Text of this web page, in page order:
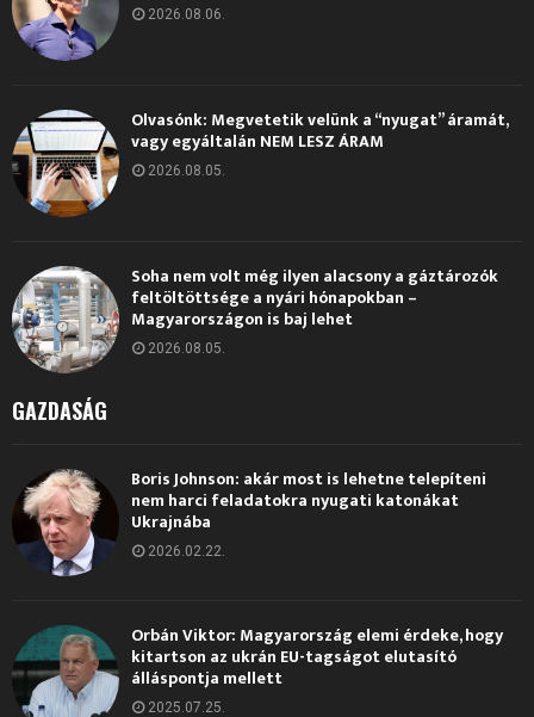
2026.08.06.
Olvasónk: Megvetetik velünk a “nyugat” áramát,
vagy egyáltalán NEM LESZ ÁRAM
2026.08.05.
Soha nem volt még ilyen alacsony a gáztározók
feltöltöttsége a nyári hónapokban –
Magyarországon is baj lehet
2026.08.05.
GAZDASÁG
Boris Johnson: akár most is lehetne telepíteni
nem harci feladatokra nyugati katonákat
Ukrajnába
2026.02.22.
Orbán Viktor: Magyarország elemi érdeke, hogy
kitartson az ukrán EU-tagságot elutasító
álláspontja mellett
2025.07.25.